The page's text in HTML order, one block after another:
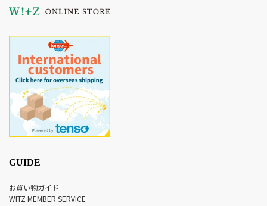
GUIDE
お買い物ガイド
WITZ MEMBER SERVICE